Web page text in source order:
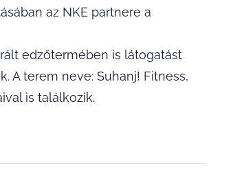
az NKE partnere a
edzőtermében is látogatást
A terem neve: Suhanj! Fitness,
is találkozik.